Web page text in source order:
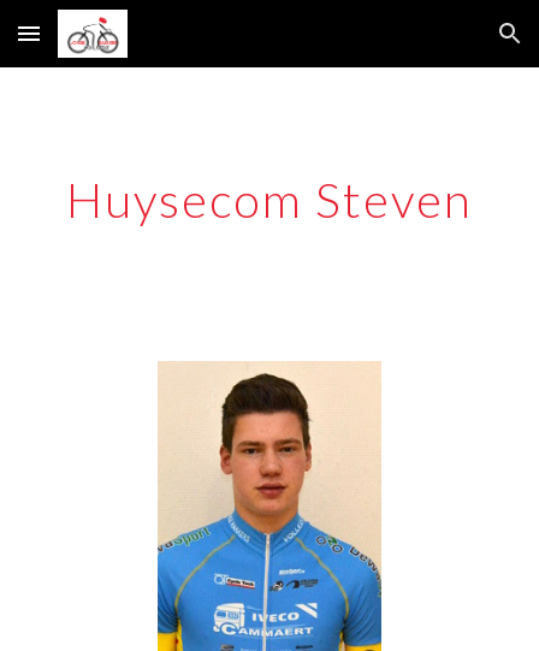
Skip to main content Skip to navigation
Huysecom Steven